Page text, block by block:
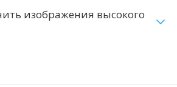
изображения высокого